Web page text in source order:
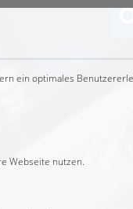
ein op­ti­ma­les
Web­sei­te nut­zen.